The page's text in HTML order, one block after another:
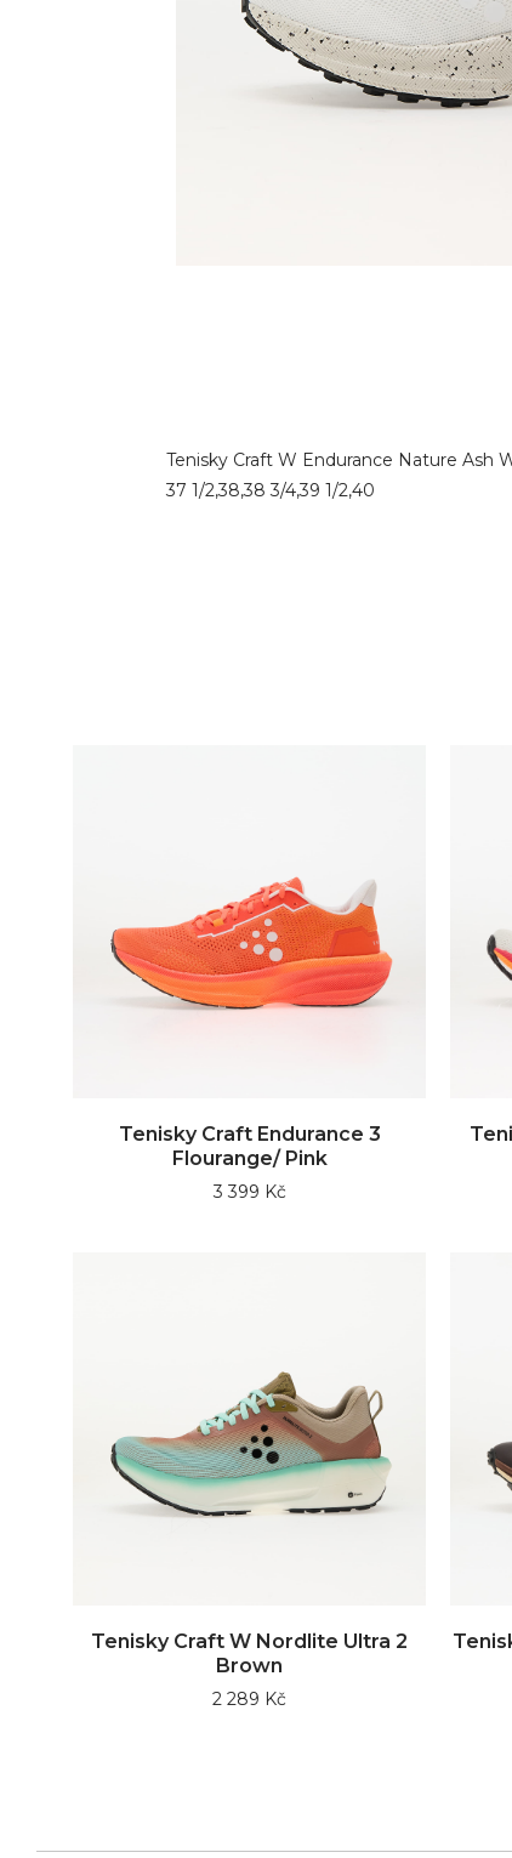
Tenisky Craft W Endurance Nature Ash
37 1/2,38,38 3/4,39 1/2,40
Tenisky Craft Endurance 3
Flourange/ Pink
3 399 Kč
Tenisky Craft W Nordlite Ultra 2
Brown
2 289 Kč